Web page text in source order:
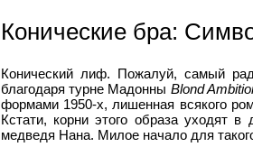
Конические бра:
Конический лиф. Пожалуй, самый
благодаря турне Мадонны Blond
формами 1950-х, лишенная всякого
Кстати, корни этого образа уходят в
медведя Нана. Милое начало для